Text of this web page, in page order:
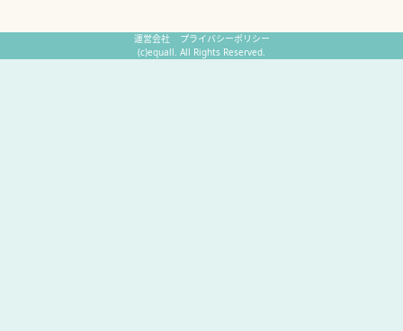
運営会社
プライバシーポリシー
(c)equall. All Rights Reserved.